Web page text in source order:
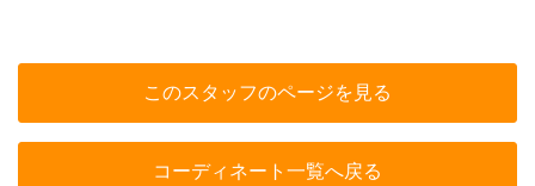
このスタッフのページを見る
コーディネート一覧へ戻る